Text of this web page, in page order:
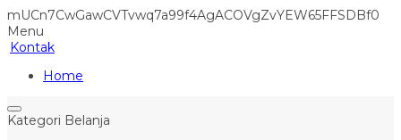
mUCn7CwGawCVTvwq7a99f4AgACOVgZvYEW65FFSDBf0
Menu
Kontak
Home
Kategori Belanja